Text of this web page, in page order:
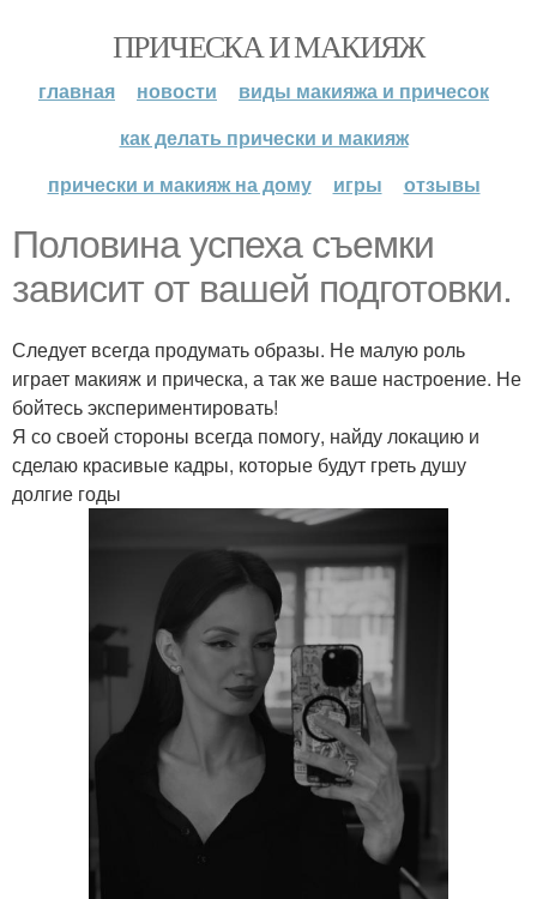
ПРИЧЕСКА И МАКИЯЖ
главная новости
виды макияжа и причесок
как делать прически и макияж
прически и макияж на дому
игры отзывы
Половина успеха съемки
зависит от вашей подготовки.
Следует всегда продумать образы. Не малую роль
играет макияж и прическа, а так же ваше настроение. Не
бойтесь экспериментировать!
Я со своей стороны всегда помогу, найду локацию и
сделаю красивые кадры, которые будут греть душу
долгие годы